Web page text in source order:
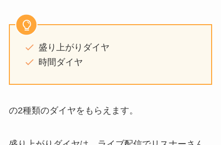
盛り上がりダイヤ
時間ダイヤ
の2種類のダイヤをもらえます。